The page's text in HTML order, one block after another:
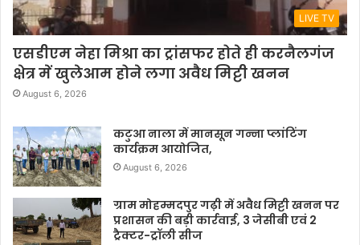
LIVE TV
एसडीएम नेहा मिश्रा का ट्रांसफर होते ही करनैलगंज
क्षेत्र में खुलेआम होने लगा अवैध मिट्टी खनन
August 6, 2026
कटुआ नाला में मानसून गन्ना प्लांटिंग
कार्यक्रम आयोजित,
August 6, 2026
ग्राम मोहम्मदपुर गढ़ी में अवैध मिट्टी खनन पर
प्रशासन की बड़ी कार्रवाई, 3 जेसीबी एवं 2
ट्रैक्टर-ट्रॉली सीज